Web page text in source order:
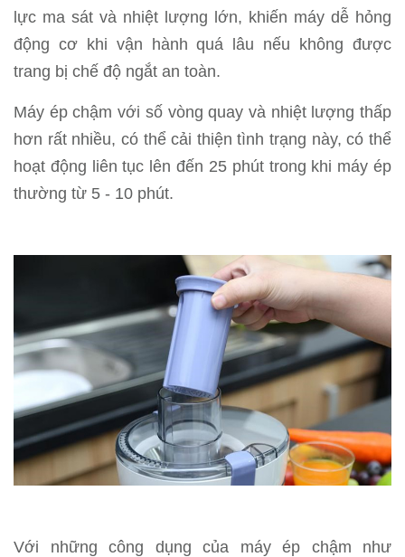
lực ma sát và nhiệt lượng lớn, khiến máy dễ hỏng
động cơ khi vận hành quá lâu nếu không được
trang bị chế độ ngắt an toàn.
Máy ép chậm với số vòng quay và nhiệt lượng thấp
hơn rất nhiều, có thể cải thiện tình trạng này, có thể
hoạt động liên tục lên đến 25 phút trong khi máy ép
thường từ 5 - 10 phút.
Với những công dụng của máy ép chậm như